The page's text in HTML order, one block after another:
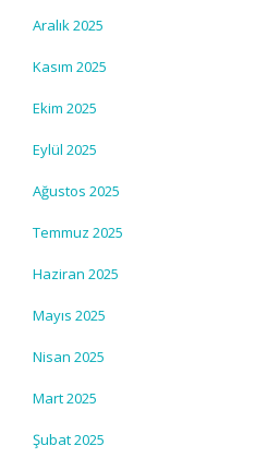
Aralık 2025
Kasım 2025
Ekim 2025
Eylül 2025
Ağustos 2025
Temmuz 2025
Haziran 2025
Mayıs 2025
Nisan 2025
Mart 2025
Şubat 2025